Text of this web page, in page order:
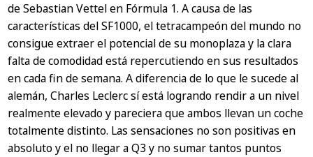
de Sebastian Vettel en Fórmula 1. A causa de las
características del SF1000, el tetracampeón del mundo no
consigue extraer el potencial de su monoplaza y la clara
falta de comodidad está repercutiendo en sus resultados
en cada fin de semana. A diferencia de lo que le sucede al
alemán, Charles Leclerc sí está logrando rendir a un nivel
realmente elevado y pareciera que ambos llevan un coche
totalmente distinto. Las sensaciones no son positivas en
absoluto y el no llegar a Q3 y no sumar tantos puntos